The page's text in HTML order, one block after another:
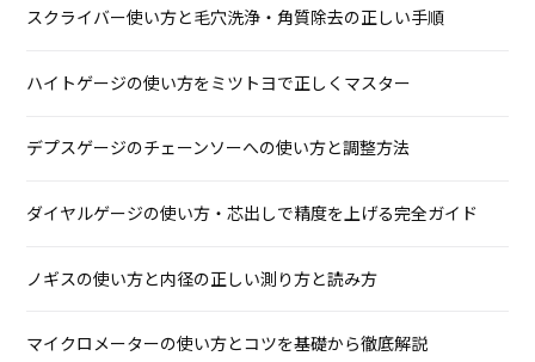
スクライバー使い方と毛穴洗浄・角質除去の正しい手順
ハイトゲージの使い方をミツトヨで正しくマスター
デプスゲージのチェーンソーへの使い方と調整方法
ダイヤルゲージの使い方・芯出しで精度を上げる完全ガイド
ノギスの使い方と内径の正しい測り方と読み方
マイクロメーターの使い方とコツを基礎から徹底解説